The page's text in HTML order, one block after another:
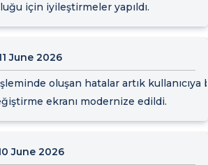
için iyileştirmeler yapıldı.
June 2026
oluşan hatalar artık kullanıcıya
ekranı modernize edildi.
June 2026